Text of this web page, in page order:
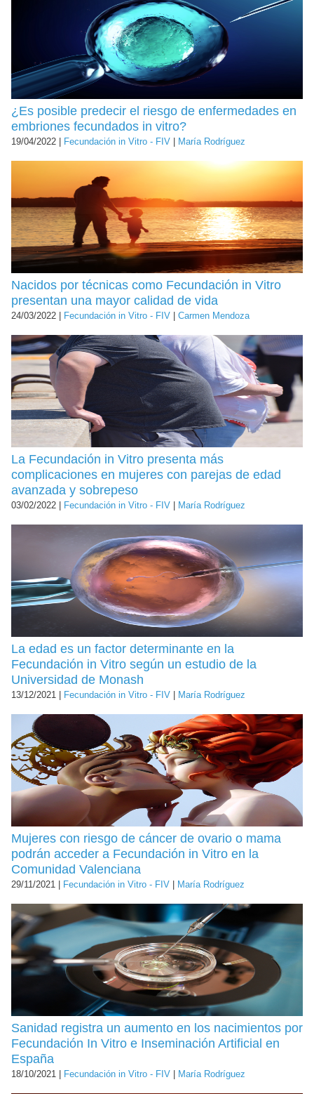
¿Es posible predecir el riesgo de enfermedades en
embriones fecundados in vitro?
19/04/2022 | Fecundación in Vitro - FIV María Rodríguez
Nacidos por técnicas como Fecundación in Vitro
presentan una mayor calidad de vida
24/03/2022 | Fecundación in Vitro - FIV Carmen Mendoza
La Fecundación in Vitro presenta más
complicaciones en mujeres con parejas de edad
avanzada y sobrepeso
03/02/2022 | Fecundación in Vitro - FIV María Rodríguez
La edad es un factor determinante en la
Fecundación in Vitro según un estudio de la
Universidad de Monash
13/12/2021 | Fecundación in Vitro - FIV María Rodríguez
Mujeres con riesgo de cáncer de ovario o mama
podrán acceder a Fecundación in Vitro en la
Comunidad Valenciana
29/11/2021 | Fecundación in Vitro - FIV María Rodríguez
Sanidad registra un aumento en los nacimientos por
Fecundación In Vitro e Inseminación Artificial en
España
18/10/2021 | Fecundación in Vitro - FIV María Rodríguez